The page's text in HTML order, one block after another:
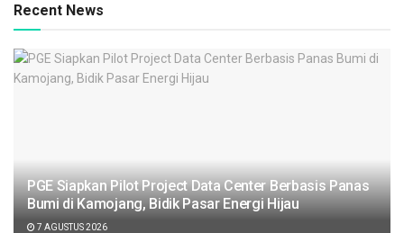
Recent News
PGE Siapkan Pilot Project Data Center Berbasis Panas
Bumi di Kamojang, Bidik Pasar Energi Hijau
7 AGUSTUS 2026